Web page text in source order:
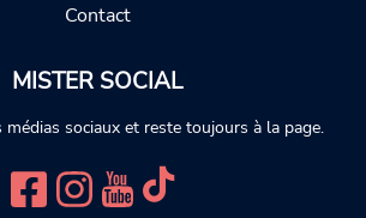
Contact
MISTER SOCIAL
sociaux et reste toujours à la page.